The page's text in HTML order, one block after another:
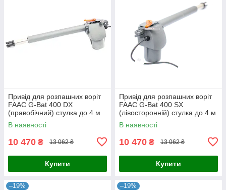
Привід для розпашних воріт
FAAC G-Bat 400 DX
(правобічний) стулка до 4 м
В наявності
10 470 ₴ 13 062 ₴
Купити
Привід для розпашних воріт
FAAC G-Bat 400 SX
(лівосторонній) стулка до 4 м
В наявності
10 470 ₴ 13 062 ₴
Купити
–19% –19%